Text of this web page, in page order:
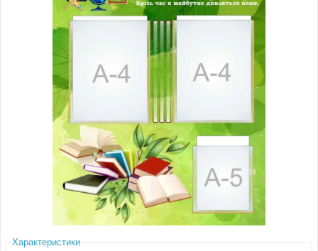
СТЕНДИ ДЛЯ ШКОЛИ
ІНШЕ
Характеристики